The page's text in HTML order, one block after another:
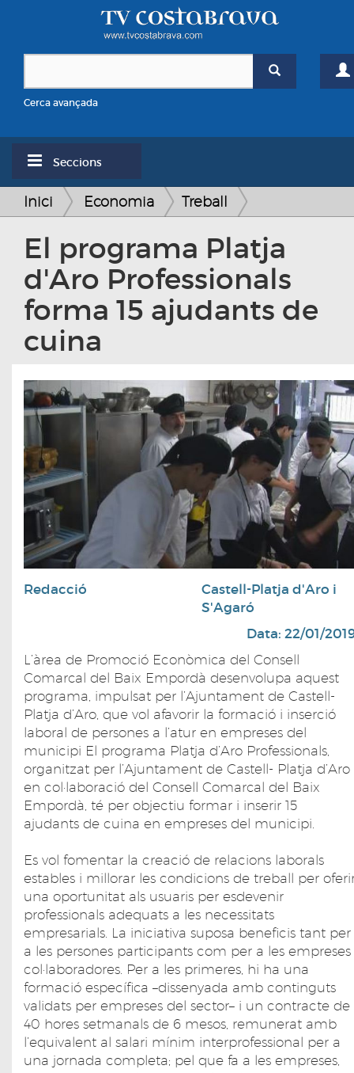
Cerca avançada
Seccions
Inici Economia Treball
El programa Platja
d'Aro Professionals
forma 15 ajudants de
cuina
Redacció
Castell-Platja d'Aro i
S'Agaró
Data: 22/01/
L’àrea de Promoció Econòmica del Consell
Comarcal del Baix Empordà desenvolupa aquest
programa, impulsat per l’Ajuntament de Castell-
Platja d’Aro, que vol afavorir la formació i inserció
laboral de persones a l’atur en empreses del
municipi El programa Platja d’Aro Professionals,
organitzat per l’Ajuntament de Castell- Platja d’Aro
en col·laboració del Consell Comarcal del Baix
Empordà, té per objectiu formar i inserir 15
ajudants de cuina en empreses del municipi.
Es vol fomentar la creació de relacions laborals
estables i millorar les condicions de treball per
una oportunitat als usuaris per esdevenir
professionals adequats a les necessitats
empresarials. La iniciativa suposa beneficis tant per
a les persones participants com per a les empreses
col·laboradores. Per a les primeres, hi ha una
formació específica –dissenyada amb continguts
validats per empreses del sector– i un contracte de
40 hores setmanals de 6 mesos, remunerat amb
l’equivalent al salari mínim interprofessional per a
una jornada completa; pel que fa a les empreses,